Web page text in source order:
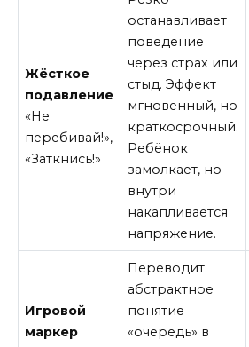
Жёсткое
подавление
«Не
перебивай!»,
«Заткнись!»
останавливает
поведение
через страх или
стыд. Эффект
мгновенный, но
краткосрочный.
Ребёнок
замолкает, но
внутри
накапливается
напряжение.
Игровой
маркер
Переводит
абстрактное
понятие
«очередь» в